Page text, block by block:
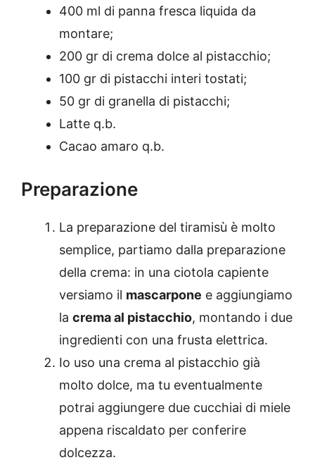
400 ml di panna fresca liquida da
montare;
200 gr di crema dolce al pistacchio;
100 gr di pistacchi interi tostati;
50 gr di granella di pistacchi;
Latte q.b.
Cacao amaro q.b.
Preparazione
La preparazione del tiramisù è molto
semplice, partiamo dalla preparazione
della crema: in una ciotola capiente
versiamo il mascarpone e aggiungiamo
la crema al pistacchio, montando i due
ingredienti con una frusta elettrica.
Io uso una crema al pistacchio già
molto dolce, ma tu eventualmente
potrai aggiungere due cucchiai di miele
appena riscaldato per conferire
dolcezza.